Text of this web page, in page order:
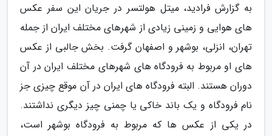
به گزارش فرادید، میتل هولتسر در جریان این سفر عکس
های هوایی و زمینی زیادی از شهرهای مختلف ایران از جمله
تهران، انزلی، بوشهر و اصفهان گرفت. بخش جالبی از عکس
های او مربوط به فرودگاه های شهرهای مختلف ایران در آن
دوران هستند. البته فرودگاه های ایران در آن موقع چیزی جز
نام فرودگاه و یک باند خاکی یا چمنی چیز دیگری نداشتند.
در یکی از عکس ها که مربوط به فرودگاه بوشهر است،